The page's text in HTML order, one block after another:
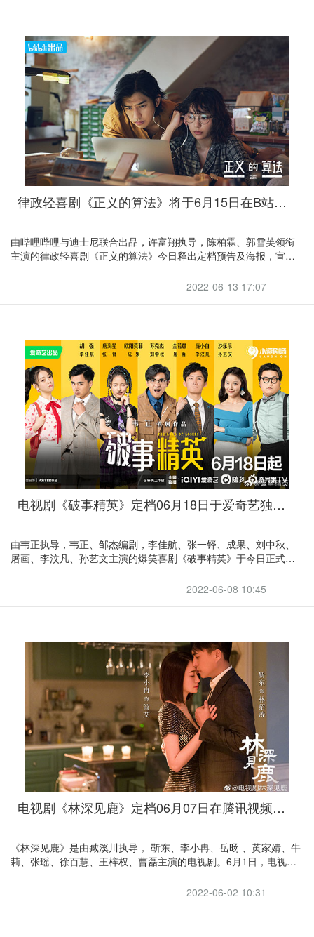
律政轻喜剧《正义的算法》将于6月15日在B站上线
由哔哩哔哩与迪士尼联合出品，许富翔执导，陈柏霖、郭雪芙领衔
主演的律政轻喜剧《正义的算法》今日释出定档预告及海报，宣布6
2022-06-13 17:07
电视剧《破事精英》定档06月18日于爱奇艺独家播出
由韦正执导，韦正、邹杰编剧，李佳航、张一铎、成果、刘中秋、
屠画、李汶凡、孙艺文主演的爆笑喜剧《破事精英》于今日正式宣
团队曾制作过《爱情公寓5》《天盛长歌》《生活家》等作品。
2022-06-08 10:45
电视剧《林深见鹿》定档06月07日在腾讯视频独播
《林深见鹿》是由臧溪川执导， 靳东、李小冉、岳旸 、黄家婧、牛
莉、张瑶、徐百慧、王梓权、曹磊主演的电视剧。6月1日，电视剧
2022-06-02 10:31